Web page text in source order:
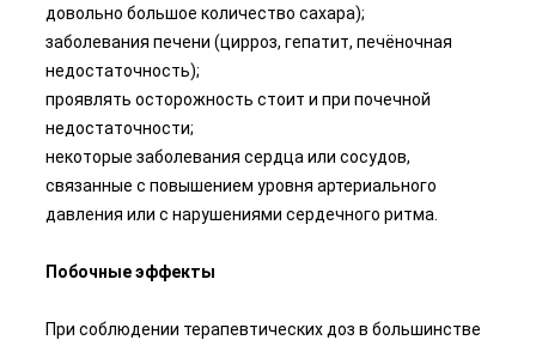
довольно большое количество сахара);
заболевания печени (цирроз, гепатит, печёночная
недостаточность);
проявлять осторожность стоит и при почечной
недостаточности;
некоторые заболевания сердца или сосудов,
связанные с повышением уровня артериального
давления или с нарушениями сердечного ритма.
Побочные эффекты
При соблюдении терапевтических доз в большинстве